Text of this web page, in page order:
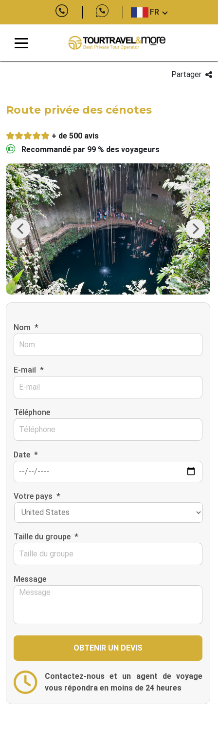
FR
Partager
Route privée des cénotes
+ de 500 avis
Recommandé par 99 % des voyageurs
Previous Next
Nom *
E-mail *
Téléphone
Date *
Votre pays *
Taille du groupe *
Message
Contactez-nous et un agent de voyage
vous répondra en moins de 24 heures